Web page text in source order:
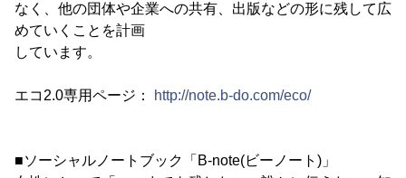
なく、他の団体や企業への共有、出版などの形に残して広
めていくことを計画
しています。
エコ2.0専用ページ： http://note.b-do.com/eco/
■ソーシャルノートブック「B-note(ビーノート)」